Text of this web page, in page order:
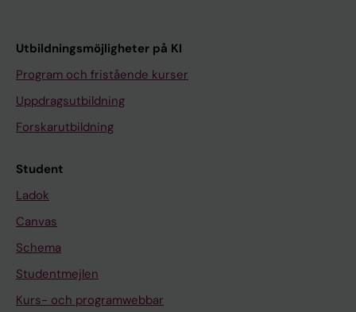
Utbildningsmöjligheter på KI
Program och fristående kurser
Uppdragsutbildning
Forskarutbildning
Student
Ladok
Canvas
Schema
Studentmejlen
Kurs- och programwebbar